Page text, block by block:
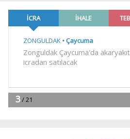
gemi
18:52Türk Tarih Kurumu'ndan tarihi